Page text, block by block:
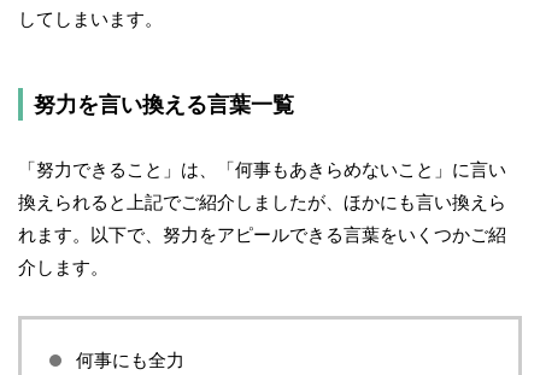
してしまいます。
努力を言い換える言葉一覧
「努力できること」は、「何事もあきらめないこと」に言い
換えられると上記でご紹介しましたが、ほかにも言い換えら
れます。以下で、努力をアピールできる言葉をいくつかご紹
介します。
何事にも全力